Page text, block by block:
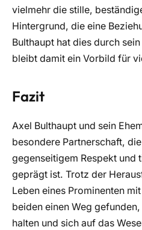
vielmehr die stille,
Hintergrund, die eine
Bulthaupt hat dies durch
bleibt damit ein Vorbild für
Fazit
Axel Bulthaupt und sein
besondere Partnerschaft,
gegenseitigem Respekt und
geprägt ist. Trotz der
Leben eines Prominenten
beiden einen Weg
halten und sich auf das